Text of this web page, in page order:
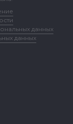
данных
данных